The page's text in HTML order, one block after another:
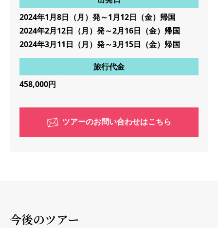
2024年1月8日（月）発～1月12日（金）帰国
2024年2月12日（月）発～2月16日（金）帰国
2024年3月11日（月）発～3月15日（金）帰国
旅行代金
458,000円
ツアーのお問い合わせはこちら
今後のツアー